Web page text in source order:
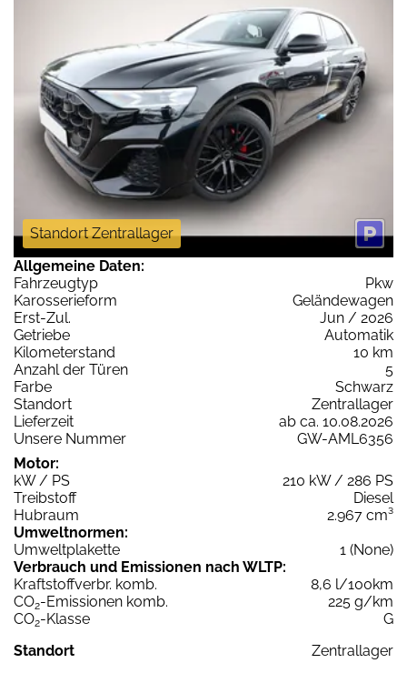
Standort Zentrallager
Allgemeine Daten:
Fahrzeugtyp
Pkw
Karosserieform
Geländewagen
Erst-Zul.
Jun / 2026
Getriebe
Automatik
Kilometerstand
10 km
Anzahl der Türen
5
Farbe
Schwarz
Standort
Zentrallager
Lieferzeit
ab ca. 10.08.2026
Unsere Nummer
GW-AML6356
Motor:
kW / PS
210 kW / 286 PS
Treibstoff
Diesel
Hubraum
2.967 cm³
Umweltnormen:
Umweltplakette
1 (None)
Verbrauch und Emissionen nach WLTP:
Kraftstoffverbr. komb.
8,6 l/100km
CO2-Emissionen komb.
225 g/km
CO2-Klasse
G
Standort
Zentrallager